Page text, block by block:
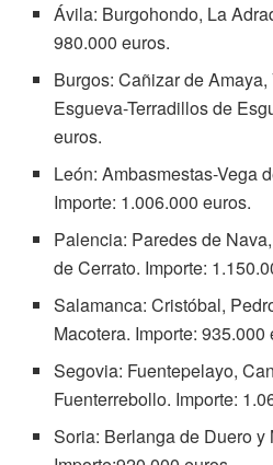
Ávila: Burgohondo, La
980.000 euros.
Burgos: Cañizar de
Esgueva-Terradillos de
euros.
León: Ambasmestas-Vega
Importe: 1.006.000 euros.
Palencia: Paredes de
de Cerrato. Importe:
Salamanca: Cristóbal,
Macotera. Importe: 935.000
Segovia: Fuentepelayo,
Fuenterrebollo. Importe:
Soria: Berlanga de Duero y